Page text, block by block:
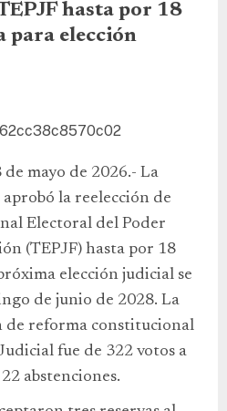
hasta por 18
para elección
mayo de 2026.- La
la reelección de
Electoral del Poder
(TEPJF) hasta por 18
elección judicial se
de junio de 2028. La
de reforma constitucional
fue de 322 votos a
abstenciones.